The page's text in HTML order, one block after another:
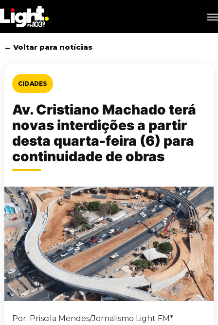
to
main
content
← Voltar para notícias
CIDADES
Av. Cristiano Machado terá
novas interdições a partir
desta quarta-feira (6) para
continuidade de obras
Por: Priscila Mendes/Jornalismo Light FM*